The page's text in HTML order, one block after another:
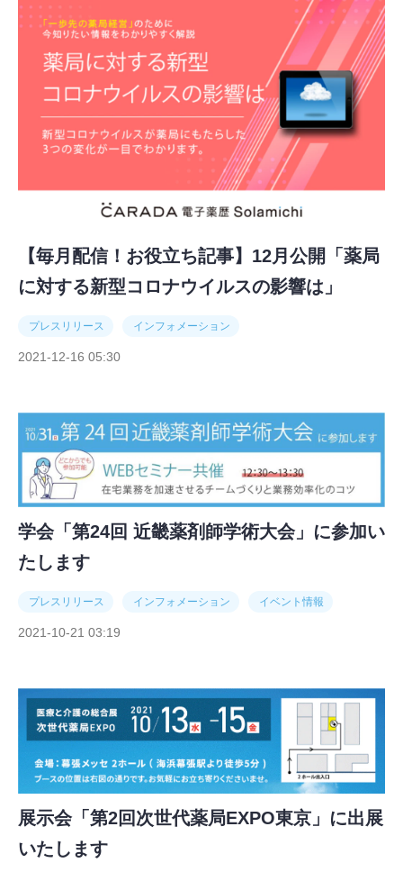
【毎月配信！お役立ち記事】12月公開「薬局
に対する新型コロナウイルスの影響は」
プレスリリース インフォメーション
2021-12-16 05:30
学会「第24回 近畿薬剤師学術大会」に参加い
たします
プレスリリース インフォメーション イベント情報
2021-10-21 03:19
展示会「第2回次世代薬局EXPO東京」に出展
いたします